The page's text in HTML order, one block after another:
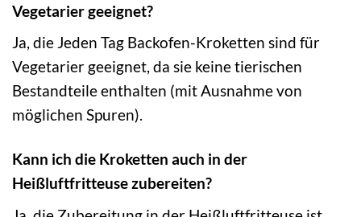
Vegetarier geeignet?
Ja, die Jeden Tag Backofen-Kroketten sind für
Vegetarier geeignet, da sie keine tierischen
Bestandteile enthalten (mit Ausnahme von
möglichen Spuren).
Kann ich die Kroketten auch in der
Heißluftfritteuse zubereiten?